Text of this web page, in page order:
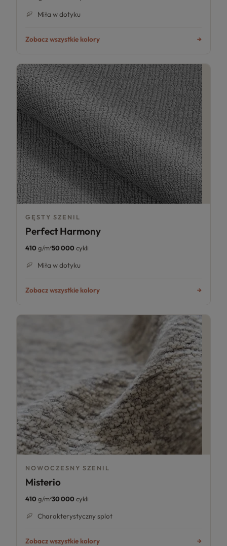
Miła w dotyku
Zobacz wszystkie kolory
GĘSTY SZENIL
Perfect Harmony
410g/m²50 000cykli
Miła w dotyku
Zobacz wszystkie kolory
NOWOCZESNY SZENIL
Misterio
410g/m²30 000cykli
Charakterystyczny splot
Zobacz wszystkie kolory